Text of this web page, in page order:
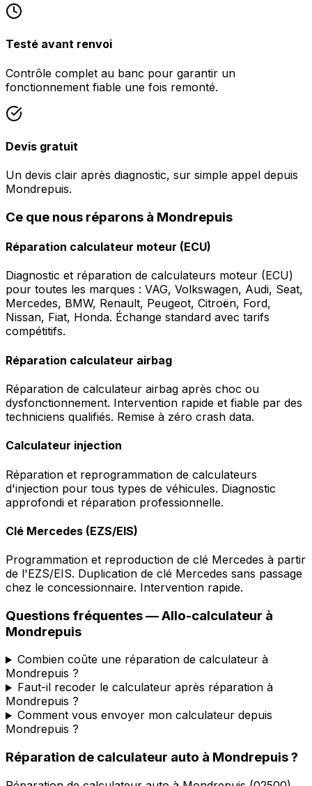
Testé avant renvoi
Contrôle complet au banc pour garantir un
fonctionnement fiable une fois remonté.
Devis gratuit
Un devis clair après diagnostic, sur simple appel depuis
Mondrepuis.
Ce que nous réparons à Mondrepuis
Réparation calculateur moteur (ECU)
Diagnostic et réparation de calculateurs moteur (ECU)
pour toutes les marques : VAG, Volkswagen, Audi, Seat,
Mercedes, BMW, Renault, Peugeot, Citroën, Ford,
Nissan, Fiat, Honda. Échange standard avec tarifs
compétitifs.
Réparation calculateur airbag
Réparation de calculateur airbag après choc ou
dysfonctionnement. Intervention rapide et fiable par des
techniciens qualifiés. Remise à zéro crash data.
Calculateur injection
Réparation et reprogrammation de calculateurs
d'injection pour tous types de véhicules. Diagnostic
approfondi et réparation professionnelle.
Clé Mercedes (EZS/EIS)
Programmation et reproduction de clé Mercedes à partir
de l'EZS/EIS. Duplication de clé Mercedes sans passage
chez le concessionnaire. Intervention rapide.
Questions fréquentes —Allo-calculateur à
Mondrepuis
Combien coûte une réparation de calculateur à
Mondrepuis ?
Faut-il recoder le calculateur après réparation à
Mondrepuis ?
Comment vous envoyer mon calculateur depuis
Mondrepuis ?
Réparation de calculateur auto à Mondrepuis?